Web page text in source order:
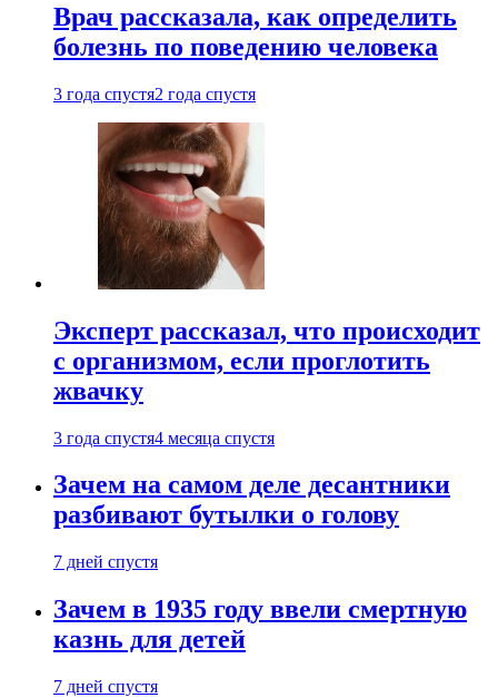
Врач рассказала, как определить
болезнь по поведению человека
3 года спустя2 года спустя
Эксперт рассказал, что происходит
с организмом, если проглотить
жвачку
3 года спустя4 месяца спустя
Зачем на самом деле десантники
разбивают бутылки о голову
7 дней спустя
Зачем в 1935 году ввели смертную
казнь для детей
7 дней спустя